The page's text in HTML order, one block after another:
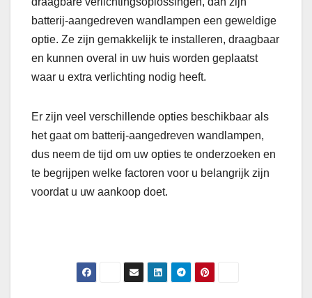
batterij-aangedreven wandlampen een geweldige
optie. Ze zijn gemakkelijk te installeren, draagbaar
en kunnen overal in uw huis worden geplaatst
waar u extra verlichting nodig heeft.
Er zijn veel verschillende opties beschikbaar als
het gaat om batterij-aangedreven wandlampen,
dus neem de tijd om uw opties te onderzoeken en
te begrijpen welke factoren voor u belangrijk zijn
voordat u uw aankoop doet.